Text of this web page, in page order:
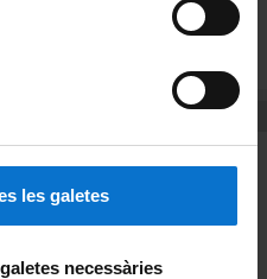
les galetes
necessàries
Idiomes
de la UB fix i PAS temporal
treball hagi de fer atenció
compleixi els requisits
moment de l'inici del curs...